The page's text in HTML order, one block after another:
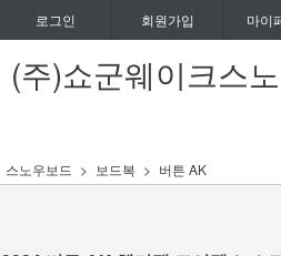
로그인 회원가입 마이
(주)쇼군웨이크스
스노우보드 보드복 버튼 AK